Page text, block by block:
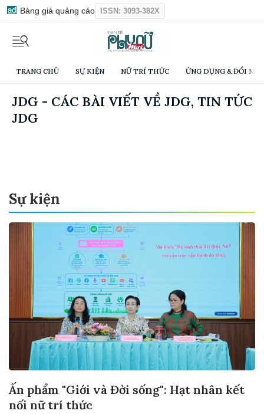
Bảng giá quảng cáo ISSN: 3093-382X
TRANG CHỦ SỰ KIỆN NỮ TRÍ THỨC ỨNG DỤNG & ĐỔI
JDG - CÁC BÀI VIẾT VỀ JDG, TIN TỨC
JDG
Sự kiện
Ấn phẩm "Giới và Đời sống": Hạt nhân kết
nối nữ trí thức